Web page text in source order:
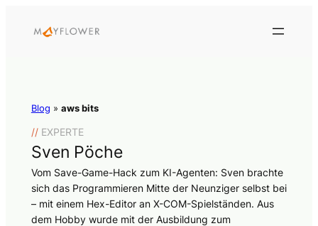
Blog » aws bits
//EXPERTE
Sven Pöche
Vom Save-Game-Hack zum KI-Agenten: Sven brachte
sich das Programmieren Mitte der Neunziger selbst bei
– mit einem Hex-Editor an X-COM-Spielständen. Aus
dem Hobby wurde mit der Ausbildung zum